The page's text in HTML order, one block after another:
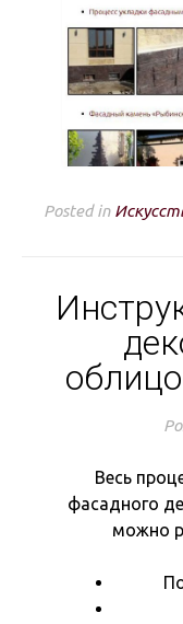
Posted in
Весь
фасадного
можно